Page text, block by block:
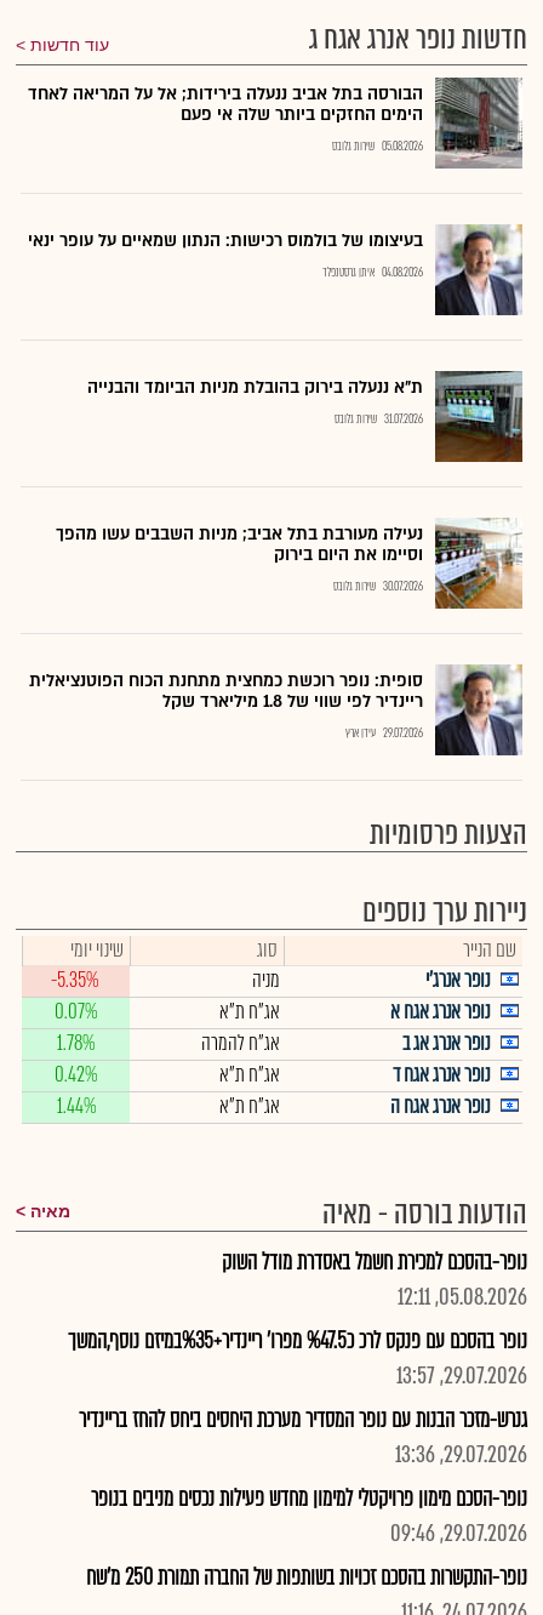
חדשות נופר אנרג אגח ג עוד חדשות
הבורסה בתל אביב ננעלה בירידות; אל על המריאה לאחד
הימים החזקים ביותר שלה אי פעם
05.08.2026 שירות גלובס
בעיצומו של בולמוס רכישות: הנתון שמאיים על עופר ינאי
04.08.2026 איתן גרסטנפלד
ת"א ננעלה בירוק בהובלת מניות הביומד והבנייה
31.07.2026 שירות גלובס
נעילה מעורבת בתל אביב; מניות השבבים עשו מהפך
וסיימו את היום בירוק
30.07.2026 שירות גלובס
סופית: נופר רוכשת כמחצית מתחנת הכוח הפוטנציאלית
ריינדיר לפי שווי של 1.8 מיליארד שקל
29.07.2026 עידן ארץ
הצעות פרסומיות
ניירות ערך נוספים
שם הנייר סוג
שינוי יומי
נופר אנרג'י
מניה
-5.35%
נופר אנרג אגח א
אג"ח ת"א
0.07%
נופר אנרג אג ב
אג"ח להמרה
1.78%
נופר אנרג אגח ד
אג"ח ת"א
0.42%
נופר אנרג אגח ה
אג"ח ת"א 1.44%
הודעות בורסה - מאיה מאיה
נופר-בהסכם למכירת חשמל באסדרת מודל השוק
05.08.2026, 12:11
נופר בהסכם עם פנקס לרכ כ%47.5 מפרו' ריינדיר+%35במיזם נוסף,המשך
29.07.2026, 13:57
גנרש-מזכר הבנות עם נופר המסדיר מערכת היחסים ביחס להחז בריינדיר
29.07.2026, 13:36
נופר-הסכם מימון פרויקטלי למימון מחדש פעילות נכסים מניבים בנופר
29.07.2026, 09:46
נופר-התקשרות בהסכם זכויות בשותפות של החברה תמורת 250 מ'שח